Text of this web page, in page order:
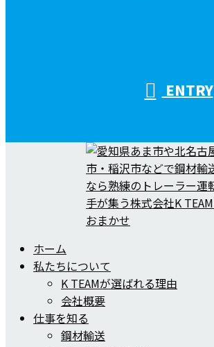
ENTRY
ホーム
私たちについて
K TEAMが選ばれる理由
会社概要
仕事を知る
鋼材輸送